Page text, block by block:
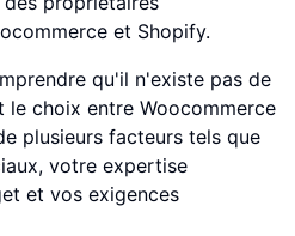
et Shopify.
qu'il n'existe pas de
le choix entre Woocommerce
plusieurs facteurs tels que
votre expertise
et vos exigences